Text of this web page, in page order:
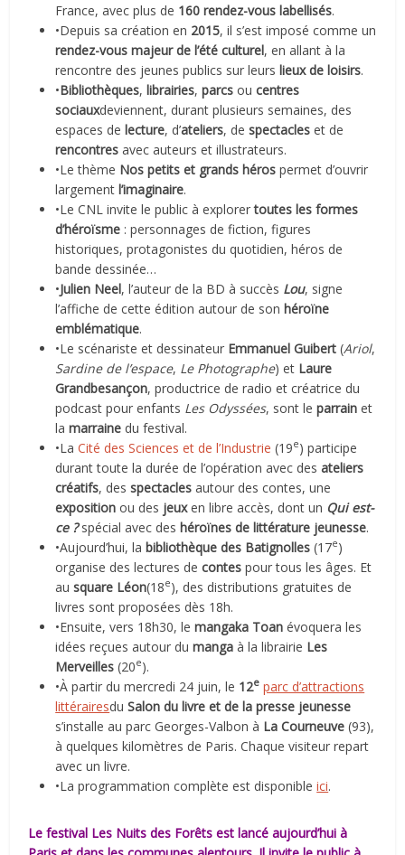
France, avec plus de 160 rendez-vous labellisés.
•Depuis sa création en 2015, il s’est imposé comme un
rendez-vous majeur de l’été culturel, en allant à la
rencontre des jeunes publics sur leurslieux de loisirs.
•Bibliothèques,librairies,parcs oucentres
sociauxdeviennent, durant plusieurs semaines, des
espaces delecture, d’ateliers, despectacles et de
rencontres avec auteurs et illustrateurs.
•Le thème Nos petits et grands héros permet d’ouvrir
largementl’imaginaire.
•Le CNL invite le public à explorertoutes les formes
d’héroïsme : personnages de fiction, figures
historiques, protagonistes du quotidien, héros de
bande dessinée…
•Julien Neel, l’auteur de la BD à succès Lou, signe
l’affiche de cette édition autour de sonhéroïne
emblématique.
•Le scénariste et dessinateur Emmanuel Guibert (Ariol,
Sardine de l’espace, Le Photographe) et Laure
Grandbesançon, productrice de radio et créatrice du
podcast pour enfants Les Odyssées, sont leparrain et
lamarraine du festival.
•LaCité des Sciences et de l’Industrie (19e) participe
durant toute la durée de l’opération avec desateliers
créatifs, desspectaclesautour des contes, une
exposition ou des jeuxen libre accès, dont un Qui est-
ce ?spécial avec deshéroïnes de littérature jeunesse.
•Aujourd’hui, labibliothèque des Batignolles (17e)
organise des lectures decontespour tous les âges. Et
ausquare Léon(18e), des distributions gratuites de
livres sont proposées dès 18h.
•Ensuite, vers 18h30, lemangaka Toan évoquera les
idées reçues autour dumanga à la librairie Les
Merveilles (20e).
•À partir du mercredi 24 juin, le 12e parc d’attractions
littérairesduSalon du livre et de la presse jeunesse
s’installe au parc Georges-Valbon à La Courneuve(93),
à quelques kilomètres de Paris. Chaque visiteur repart
avec un livre.
•La programmation complète est disponibleici.
Le festival Les Nuits des Forêts est lancé aujourd’hui à